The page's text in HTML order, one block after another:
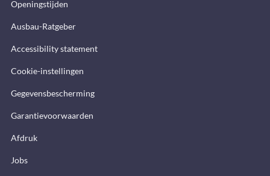
Openingstijden
Ausbau-Ratgeber
Accessibility statement
Cookie-instellingen
Gegevensbescherming
Garantievoorwaarden
Afdruk
Jobs